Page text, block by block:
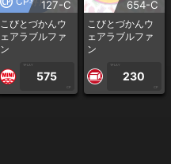
127-C
こびとづかんウ
ェアラブルファ
ン
1PLAY
575
CP
654-C
こびとづかんウ
ェアラブルファ
ン
1PLAY
230
CP